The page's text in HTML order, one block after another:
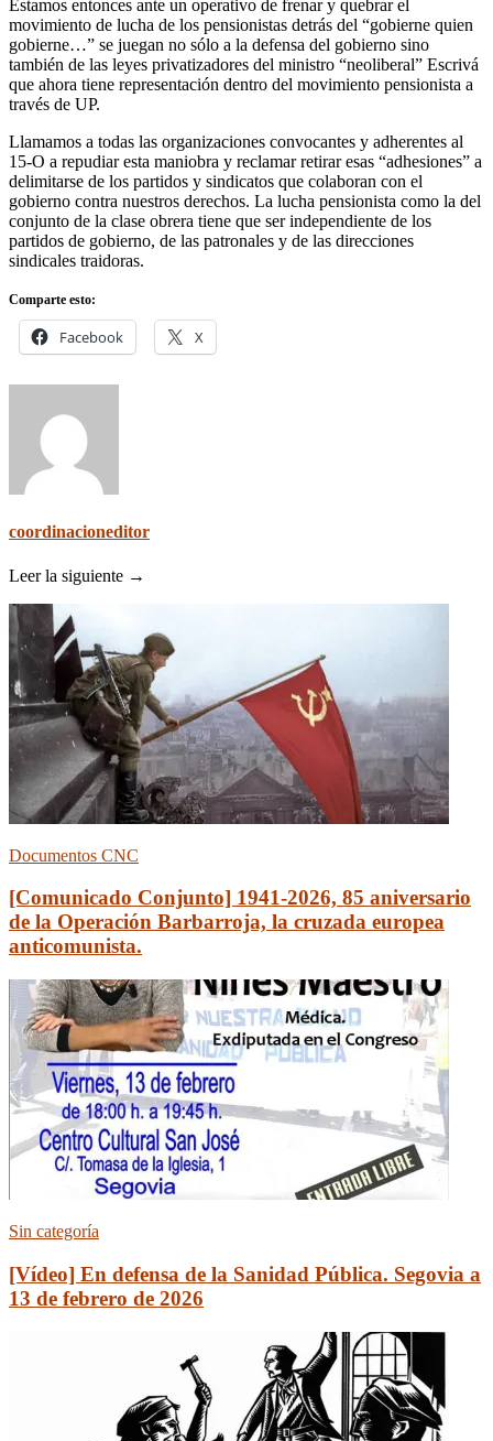
Estamos entonces ante un operativo de frenar y quebrar el
movimiento de lucha de los pensionistas detrás del “gobierne quien
gobierne…” se juegan no sólo a la defensa del gobierno sino
también de las leyes privatizadores del ministro “neoliberal” Escrivá
que ahora tiene representación dentro del movimiento pensionista a
través de UP.
Llamamos a todas las organizaciones convocantes y adherentes al
15-O a repudiar esta maniobra y reclamar retirar esas “adhesiones” a
delimitarse de los partidos y sindicatos que colaboran con el
gobierno contra nuestros derechos. La lucha pensionista como la del
conjunto de la clase obrera tiene que ser independiente de los
partidos de gobierno, de las patronales y de las direcciones
sindicales traidoras.
Comparte esto:
Facebook X
coordinacioneditor
Leer la siguiente →
Documentos CNC
[Comunicado Conjunto] 1941-2026, 85 aniversario
de la Operación Barbarroja, la cruzada europea
anticomunista.
Sin categoría
[Vídeo] En defensa de la Sanidad Pública. Segovia a
13 de febrero de 2026